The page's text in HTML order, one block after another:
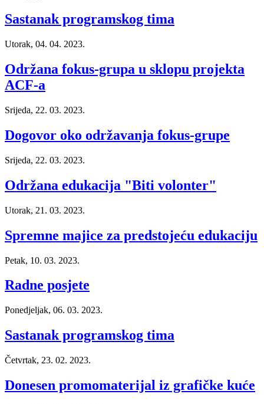
Sastanak programskog tima
Utorak, 04. 04. 2023.
Održana fokus-grupa u sklopu projekta
ACF-a
Srijeda, 22. 03. 2023.
Dogovor oko održavanja fokus-grupe
Srijeda, 22. 03. 2023.
Održana edukacija "Biti volonter"
Utorak, 21. 03. 2023.
Spremne majice za predstojeću edukaciju
Petak, 10. 03. 2023.
Radne posjete
Ponedjeljak, 06. 03. 2023.
Sastanak programskog tima
Četvrtak, 23. 02. 2023.
Donesen promomaterijal iz grafičke kuće